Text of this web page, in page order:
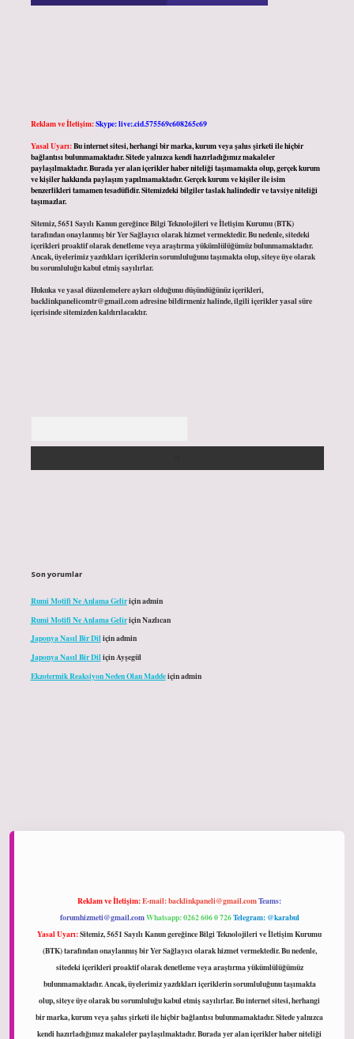
Reklam ve İletişim:Skype: live:.cid.575569c608265c69
Yasal Uyarı:Bu internet sitesi, herhangi bir marka, kurum veya şahıs şirketi ile hiçbir
bağlantısı bulunmamaktadır. Sitede yalnızca kendi hazırladığımız makaleler
paylaşılmaktadır. Burada yer alan içerikler haber niteliği taşımamakta olup, gerçek kurum
ve kişiler hakkında paylaşım yapılmamaktadır. Gerçek kurum ve kişiler ile isim
benzerlikleri tamamen tesadüfidir. Sitemizdeki bilgiler taslak halindedir ve tavsiye niteliği
taşımazlar.
Sitemiz, 5651 Sayılı Kanun gereğince Bilgi Teknolojileri ve İletişim Kurumu (BTK)
tarafından onaylanmış bir Yer Sağlayıcı olarak hizmet vermektedir. Bu nedenle, sitedeki
içerikleri proaktif olarak denetleme veya araştırma yükümlülüğümüz bulunmamaktadır.
Ancak, üyelerimiz yazdıkları içeriklerin sorumluluğunu taşımakta olup, siteye üye olarak
bu sorumluluğu kabul etmiş sayılırlar.
Hukuka ve yasal düzenlemelere aykırı olduğunu düşündüğünüz içerikleri,
backlinkpanelicomtr@gmail.comadresine bildirmeniz halinde, ilgili içerikler yasal süre
içerisinde sitemizden kaldırılacaktır.
Son yorumlar
Rumi Motifi Ne Anlama Geliriçinadmin
Rumi Motifi Ne Anlama GeliriçinNazlıcan
Japonya Nasıl Bir Diliçinadmin
Japonya Nasıl Bir DiliçinAyşegül
Ekzotermik Reaksiyon Neden Olan Maddeiçinadmin
Reklam ve İletişim:E-mail:backlinkpaneli@gmail.comTeams:
forumhizmeti@gmail.comWhatsapp: 0262 606 0 726Telegram: @karabul
Yasal Uyarı:Sitemiz, 5651 Sayılı Kanun gereğince Bilgi Teknolojileri ve İletişim Kurumu
(BTK) tarafından onaylanmış bir Yer Sağlayıcı olarak hizmet vermektedir. Bu nedenle,
sitedeki içerikleri proaktif olarak denetleme veya araştırma yükümlülüğümüz
bulunmamaktadır. Ancak, üyelerimiz yazdıkları içeriklerin sorumluluğunu taşımakta
olup, siteye üye olarak bu sorumluluğu kabul etmiş sayılırlar. Bu internet sitesi, herhangi
bir marka, kurum veya şahıs şirketi ile hiçbir bağlantısı bulunmamaktadır. Sitede yalnızca
kendi hazırladığımız makaleler paylaşılmaktadır. Burada yer alan içerikler haber niteliği